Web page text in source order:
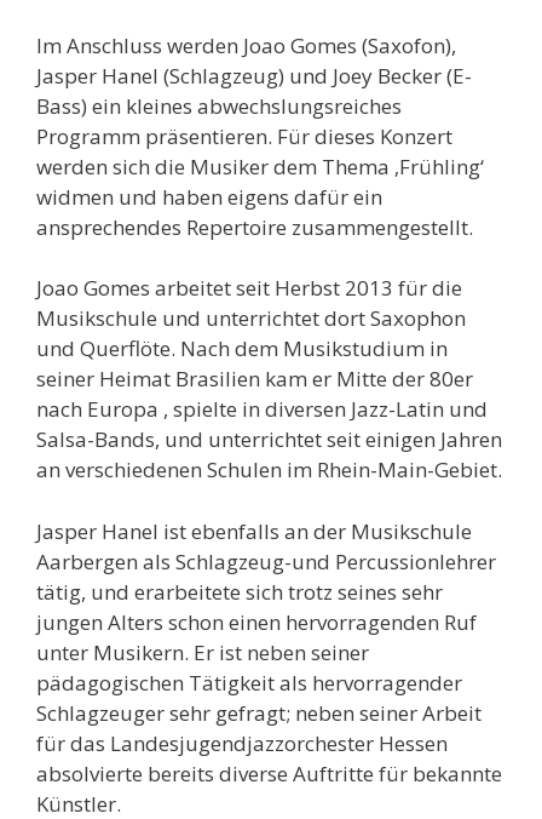
Im Anschluss werden Joao Gomes (Saxofon),
Jasper Hanel (Schlagzeug) und Joey Becker (E-
Bass) ein kleines abwechslungsreiches
Programm präsentieren. Für dieses Konzert
werden sich die Musiker dem Thema ‚Frühling‘
widmen und haben eigens dafür ein
ansprechendes Repertoire zusammengestellt.
Joao Gomes arbeitet seit Herbst 2013 für die
Musikschule und unterrichtet dort Saxophon
und Querflöte. Nach dem Musikstudium in
seiner Heimat Brasilien kam er Mitte der 80er
nach Europa , spielte in diversen Jazz-Latin und
Salsa-Bands, und unterrichtet seit einigen Jahren
an verschiedenen Schulen im Rhein-Main-Gebiet.
Jasper Hanel ist ebenfalls an der Musikschule
Aarbergen als Schlagzeug-und Percussionlehrer
tätig, und erarbeitete sich trotz seines sehr
jungen Alters schon einen hervorragenden Ruf
unter Musikern. Er ist neben seiner
pädagogischen Tätigkeit als hervorragender
Schlagzeuger sehr gefragt; neben seiner Arbeit
für das Landesjugendjazzorchester Hessen
absolvierte bereits diverse Auftritte für bekannte
Künstler.